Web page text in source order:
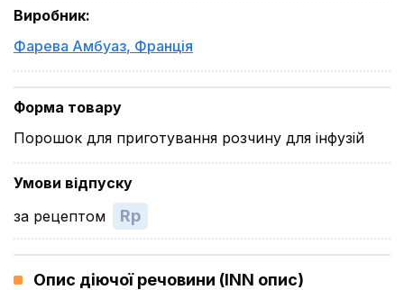
Виробник:
Фарева Амбуаз, Франція
Форма товару
Порошок для приготування розчину для інфузій
Умови відпуску
за рецептом
Rp
Опис діючої речовини (INN опис)